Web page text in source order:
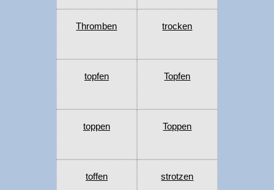
Thromben trocken
topfen Topfen
toppen Toppen
toffen strotzen